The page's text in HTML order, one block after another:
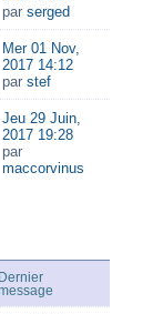
par serged
Mer 01 Nov,
2017 14:12
par stef
Jeu 29 Juin,
2017 19:28
par
maccorvinus
Dernier